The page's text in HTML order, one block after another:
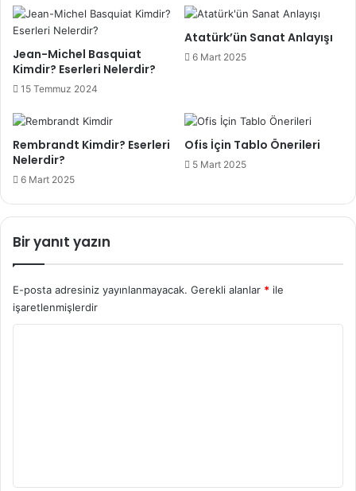
Jean-Michel Basquiat
Kimdir? Eserleri Nelerdir?
15 Temmuz 2024
Atatürk’ün Sanat Anlayışı
6 Mart 2025
Rembrandt Kimdir? Eserleri
Nelerdir?
6 Mart 2025
Ofis İçin Tablo Önerileri
5 Mart 2025
Bir yanıt yazın
E-posta adresiniz yayınlanmayacak. Gerekli alanlar * ile
işaretlenmişlerdir